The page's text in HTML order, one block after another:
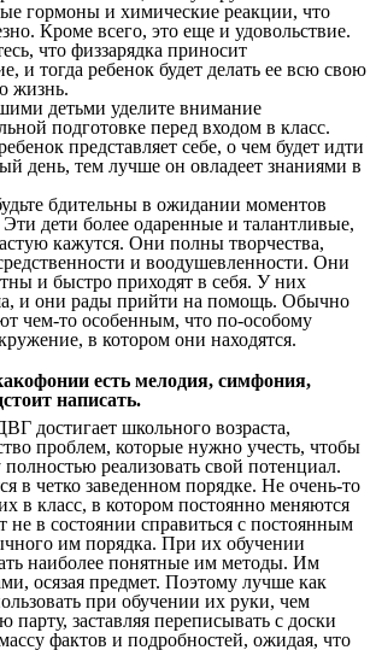
гормоны и химические реакции, что
Кроме всего, это еще и удовольствие.
что физзарядка приносит
и тогда ребенок будет делать ее всю свою
жизнь.
детьми уделите внимание
подготовке перед входом в класс.
представляет себе, о чем будет идти
день, тем лучше он овладеет знаниями в
бдительны в ожидании моментов
дети более одаренные и талантливые,
кажутся. Они полны творчества,
и воодушевленности. Они
и быстро приходят в себя. У них
и они рады прийти на помощь. Обычно
чем-то особенным, что по-особому
в котором они находятся.
есть мелодия, симфония,
написать.
достигает школьного возраста,
проблем, которые нужно учесть, чтобы
полностью реализовать свой потенциал.
в четко заведенном порядке. Не очень-то
в класс, в котором постоянно меняются
не в состоянии справиться с постоянным
им порядка. При их обучении
наиболее понятные им методы. Им
осязая предмет. Поэтому лучше как
при обучении их руки, чем
парту, заставляя переписывать с доски
фактов и подробностей, ожидая, что